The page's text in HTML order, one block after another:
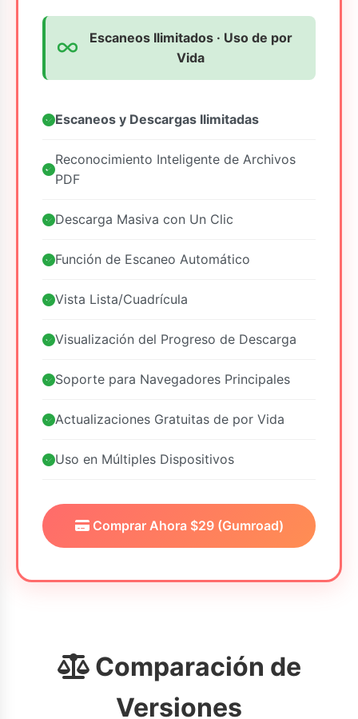
Escaneos Ilimitados · Uso de por
Vida
Escaneos y Descargas Ilimitadas
Reconocimiento Inteligente de Archivos
PDF
Descarga Masiva con Un Clic
Función de Escaneo Automático
Vista Lista/Cuadrícula
Visualización del Progreso de Descarga
Soporte para Navegadores Principales
Actualizaciones Gratuitas de por Vida
Uso en Múltiples Dispositivos
Comprar Ahora $29 (Gumroad)
Comparación de
Versiones